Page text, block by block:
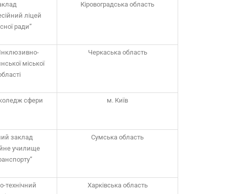
ліцей
ради”
Кіровоградська область
міської
Черкаська область
сфери
м. Київ
заклад
училище
Сумська область
технічний
Харківська область